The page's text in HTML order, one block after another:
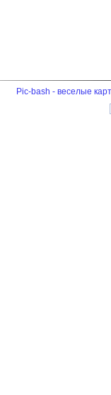
Pic-bash - веселые